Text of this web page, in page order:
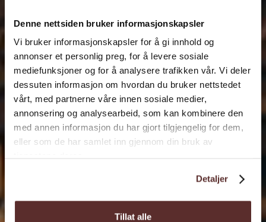
Denne nettsiden bruker informasjonskapsler
Vi bruker informasjonskapsler for å gi innhold og
annonser et personlig preg, for å levere sosiale
mediefunksjoner og for å analysere trafikken vår. Vi deler
dessuten informasjon om hvordan du bruker nettstedet
vårt, med partnerne våre innen sosiale medier,
annonsering og analysearbeid, som kan kombinere den
med annen informasjon du har gjort tilgjengelig for dem,
eller som de har samlet inn gjennom din bruk av
Detaljer
Tillat alle